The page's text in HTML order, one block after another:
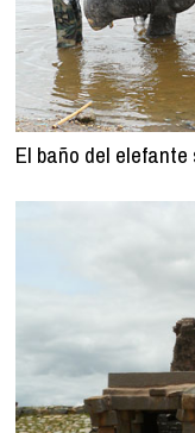
El baño del